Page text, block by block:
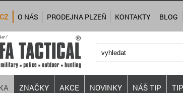
ZNAČKY AKCE NOVINKY NÁŠ TIP
O NÁS PRODEJNA PLZEŇ KONTAKTY BLOG